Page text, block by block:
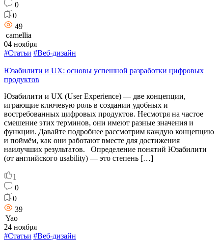
0
0
49
camellia
04 ноября
#Статьи #Веб-дизайн
Юзабилити и UX: основы успешной разработки цифровых
продуктов
Юзабилити и UX (User Experience) — две концепции,
играющие ключевую роль в создании удобных и
востребованных цифровых продуктов. Несмотря на частое
смешение этих терминов, они имеют разные значения и
функции. Давайте подробнее рассмотрим каждую концепцию
и поймём, как они работают вместе для достижения
наилучших результатов. Определение понятий Юзабилити
(от английского usability) — это степень […]
1
0
0
39
Yao
24 ноября
#Статьи #Веб-дизайн